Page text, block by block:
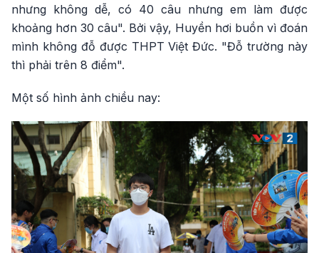
nhưng không dễ, có 40 câu nhưng em làm được
khoảng hơn 30 câu". Bởi vậy, Huyền hơi buồn vì đoán
mình không đỗ được THPT Việt Đức. "Đỗ trường này
thì phải trên 8 điểm".
Một số hình ảnh chiều nay: